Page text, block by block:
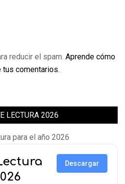
reducir el spam. Aprende cómo
comentarios.
LECTURA 2026
para el año 2026
Descargar